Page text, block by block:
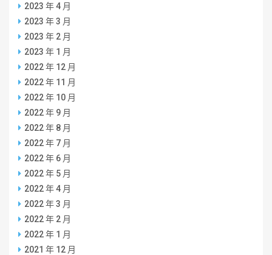
2023 年 4 月
2023 年 3 月
2023 年 2 月
2023 年 1 月
2022 年 12 月
2022 年 11 月
2022 年 10 月
2022 年 9 月
2022 年 8 月
2022 年 7 月
2022 年 6 月
2022 年 5 月
2022 年 4 月
2022 年 3 月
2022 年 2 月
2022 年 1 月
2021 年 12 月